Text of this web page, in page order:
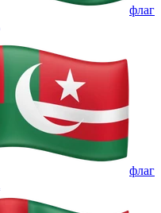
флаг
флаг